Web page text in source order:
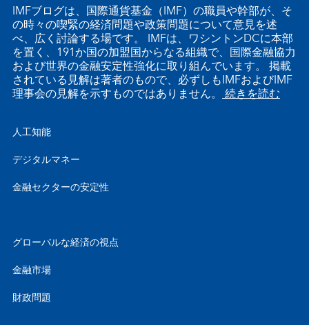
IMFブログは、国際通貨基金（IMF）の職員や幹部が、そ
の時々の喫緊の経済問題や政策問題について意見を述
べ、広く討論する場です。 IMFは、ワシントンDCに本部
を置く、191か国の加盟国からなる組織で、国際金融協力
および世界の金融安定性強化に取り組んでいます。 掲載
されている見解は著者のもので、必ずしもIMFおよびIMF
理事会の見解を示すものではありません。 続きを読む
人工知能
デジタルマネー
金融セクターの安定性
グローバルな経済の視点
金融市場
財政問題